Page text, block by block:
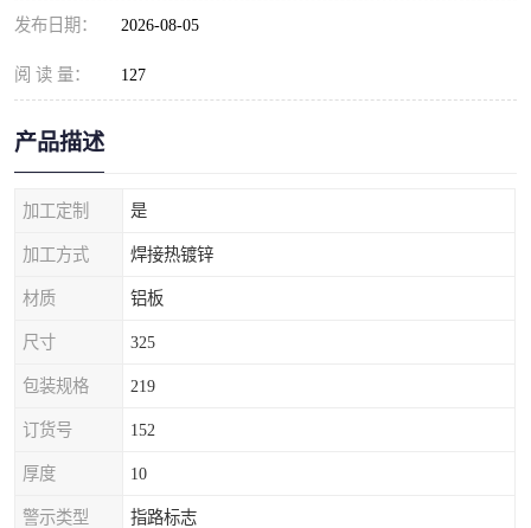
发布日期： 2026-08-05
阅 读 量： 127
产品描述
加工定制 是
加工方式 焊接热镀锌
材质 铝板
尺寸 325
包装规格 219
订货号 152
厚度 10
警示类型 指路标志